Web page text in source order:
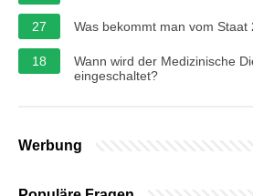
27 Was bekommt man vom Staat
18
Wann wird der Medizinische
eingeschaltet?
Werbung